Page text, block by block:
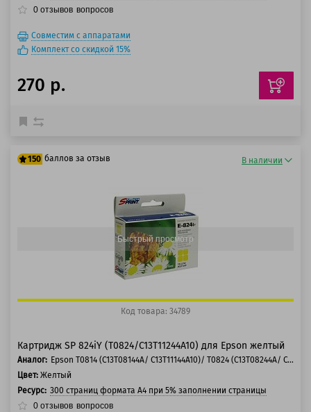
0 отзывов вопросов
Совместим с аппаратами
Комплект со скидкой 15%
270 р.
150 баллов за отзыв В наличии
Быстрый просмотр
Код товара: 34789
Картридж SP 824iY (T0824/C13T11244A10) для Epson желтый
Аналог:
Epson T0814 (C13T08144A/ C13T11144A10)/ T0824 (C13T08244A/ C13T11244A10)
Цвет: Желтый
Ресурс: 300 страниц формата А4 при 5% заполнении страницы
0 отзывов вопросов